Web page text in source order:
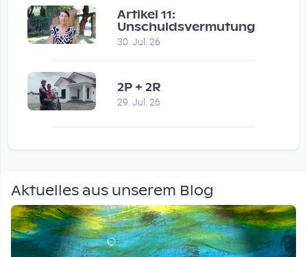
Artikel 11:
Unschuldsvermutung
30. Jul. 26
2P + 2R
29. Jul. 26
Aktuelles aus unserem Blog